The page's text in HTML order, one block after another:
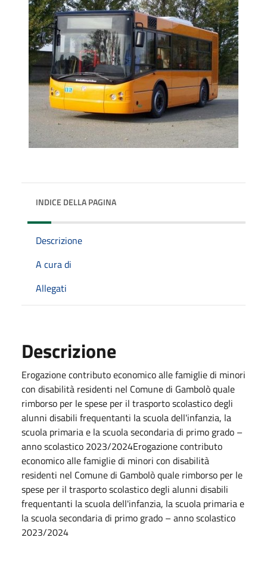
INDICE DELLA PAGINA
Descrizione
A cura di
Allegati
Descrizione
Erogazione contributo economico alle famiglie di minori
con disabilità residenti nel Comune di Gambolò quale
rimborso per le spese per il trasporto scolastico degli
alunni disabili frequentanti la scuola dell'infanzia, la
scuola primaria e la scuola secondaria di primo grado –
anno scolastico 2023/2024Erogazione contributo
economico alle famiglie di minori con disabilità
residenti nel Comune di Gambolò quale rimborso per le
spese per il trasporto scolastico degli alunni disabili
frequentanti la scuola dell'infanzia, la scuola primaria e
la scuola secondaria di primo grado – anno scolastico
2023/2024